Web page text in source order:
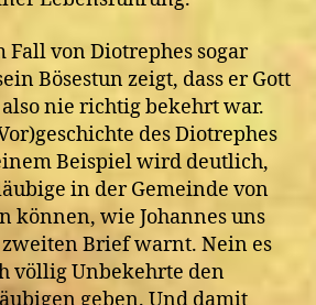
Fall von Diotrephes sogar
Bösestun zeigt, dass er Gott
nie richtig bekehrt war.
des Diotrephes
Beispiel wird deutlich,
in der Gemeinde von
können, wie Johannes uns
Brief warnt. Nein es
völlig Unbekehrte den
geben. Und damit